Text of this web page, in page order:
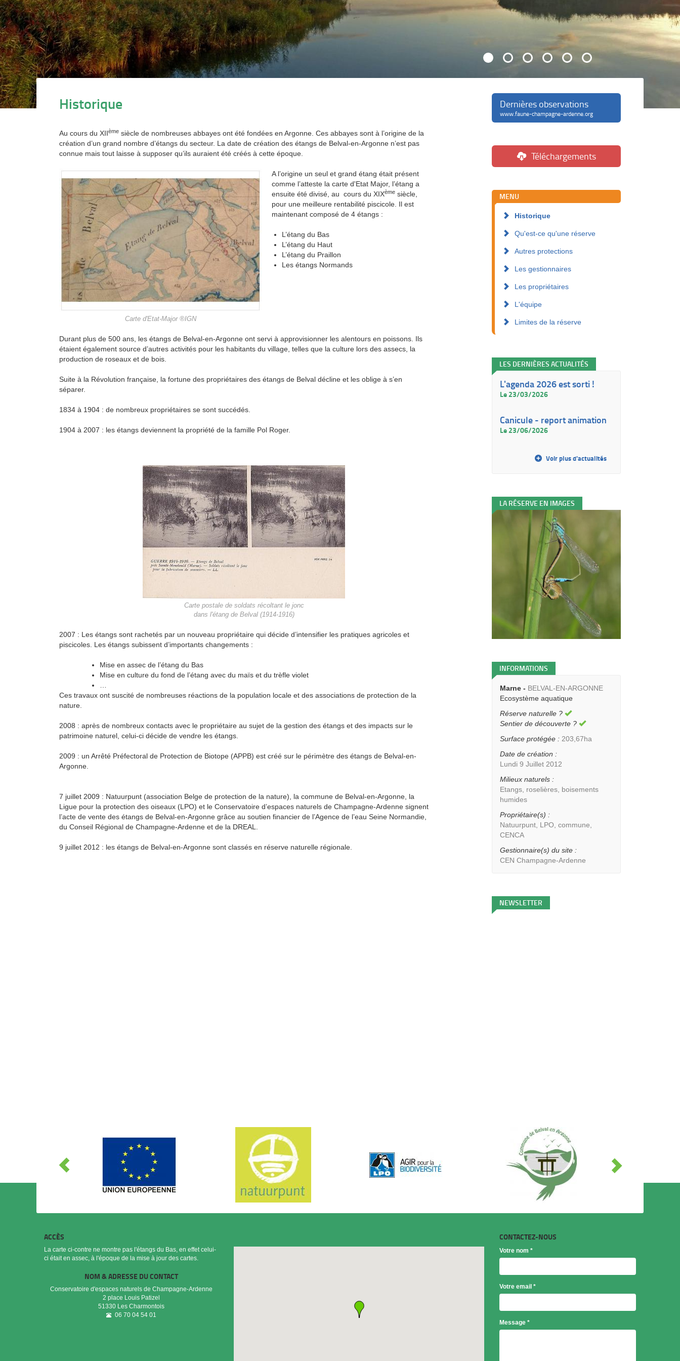
Historique
Au cours du XIIème siècle de nombreuses abbayes ont été fondées en Argonne. Ces abbayes sont à l’origine de la
création d’un grand nombre d’étangs du secteur. La date de création des étangs de Belval-en-Argonne n’est pas
connue mais tout laisse à supposer qu’ils auraient été créés à cette époque.
Carte d'Etat-Major ®IGN
A l’origine un seul et grand étang était présent
comme l’atteste la carte d'Etat Major, l’étang a
ensuite été divisé, au cours du XIXème siècle,
pour une meilleure rentabilité piscicole. Il est
maintenant composé de 4 étangs :
L’étang du Bas
L’étang du Haut
L’étang du Praillon
Les étangs Normands
Durant plus de 500 ans, les étangs de Belval-en-Argonne ont servi à approvisionner les alentours en poissons. Ils
étaient également source d’autres activités pour les habitants du village, telles que la culture lors des assecs, la
production de roseaux et de bois.
Suite à la Révolution française, la fortune des propriétaires des étangs de Belval décline et les oblige à s’en
séparer.
1834 à 1904 : de nombreux propriétaires se sont succédés.
1904 à 2007 : les étangs deviennent la propriété de la famille Pol Roger.
Carte postale de soldats récoltant le jonc
dans l'étang de Belval (1914-1916)
2007 : Les étangs sont rachetés par un nouveau propriétaire qui décide d’intensifier les pratiques agricoles et
piscicoles. Les étangs subissent d’importants changements :
Mise en assec de l’étang du Bas
Mise en culture du fond de l’étang avec du maïs et du trèfle violet
Ces travaux ont suscité de nombreuses réactions de la population locale et des associations de protection de la
nature.
2008 : après de nombreux contacts avec le propriétaire au sujet de la gestion des étangs et des impacts sur le
patrimoine naturel, celui-ci décide de vendre les étangs.
2009 : un Arrêté Préfectoral de Protection de Biotope (APPB) est créé sur le périmètre des étangs de Belval-en-
Argonne.
7 juillet 2009 : Natuurpunt (association Belge de protection de la nature), la commune de Belval-en-Argonne, la
Ligue pour la protection des oiseaux (LPO) et le Conservatoire d’espaces naturels de Champagne-Ardenne signent
l’acte de vente des étangs de Belval-en-Argonne grâce au soutien financier de l’Agence de l’eau Seine Normandie,
du Conseil Régional de Champagne-Ardenne et de la DREAL.
9 juillet 2012 : les étangs de Belval-en-Argonne sont classés en réserve naturelle régionale.
Dernières observations
www.faune-champagne-ardenne.org
Téléchargements
MENU
Historique
Qu'est-ce qu'une réserve
Autres protections
Les gestionnaires
Les propriétaires
L'équipe
Limites de la réserve
LES DERNIÈRES ACTUALITÉS
L'agenda 2026 est sorti !
Le 23/03/2026
Canicule - report animation
Le 23/06/2026
Voir plus d'actualités
LA RÉSERVE EN IMAGES
INFORMATIONS
Marne - BELVAL-EN-ARGONNE
Ecosystème aquatique
Réserve naturelle ?
Sentier de découverte ?
Surface protégée : 203,67ha
Date de création :
Lundi 9 Juillet 2012
Milieux naturels :
Etangs, roselières, boisements
humides
Propriétaire(s) :
Natuurpunt, LPO, commune,
CENCA
Gestionnaire(s) du site :
CEN Champagne-Ardenne
NEWSLETTER
ACCÈS
La carte ci-contre ne montre pas l'étangs du Bas, en effet celui-
ci était en assec, à l'époque de la mise à jour des cartes.
NOM & ADRESSE DU CONTACT
Conservatoire d'espaces naturels de Champagne-Ardenne
2 place Louis Patizel
51330 Les Charmontois
06 70 04 54 01
CONTACTEZ-NOUS
Votre nom *
Votre email *
Objet
*
Message *